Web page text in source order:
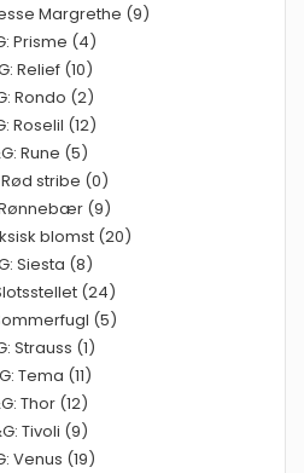
Margrethe (9)
Prisme (4)
Relief (10)
Rondo (2)
Roselil (12)
Rune (5)
Rød stribe (0)
(9)
blomst (20)
Siesta (8)
(24)
(5)
Strauss (1)
Tema (11)
Thor (12)
Tivoli (9)
Venus (19)